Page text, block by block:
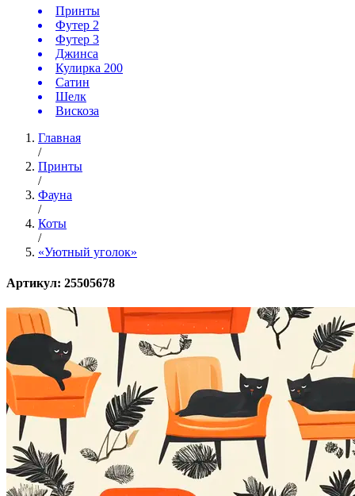
Принты
Футер 2
Футер 3
Джинса
Кулирка 200
Сатин
Шелк
Вискоза
Главная
/
Принты
/
Фауна
/
Коты
/
«Уютный уголок»
Артикул: 25505678